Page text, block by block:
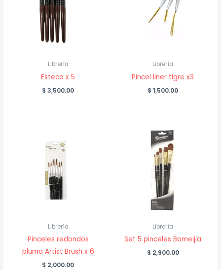
Librería
Esteca x 5
$ 3,500.00
Librería
Pincel liner tigre x3
$ 1,500.00
Librería
Pinceles redondos
pluma Artist Brush x 6
$ 2,000.00
Librería
Set 5 pinceles Bomeijia
$ 2,900.00